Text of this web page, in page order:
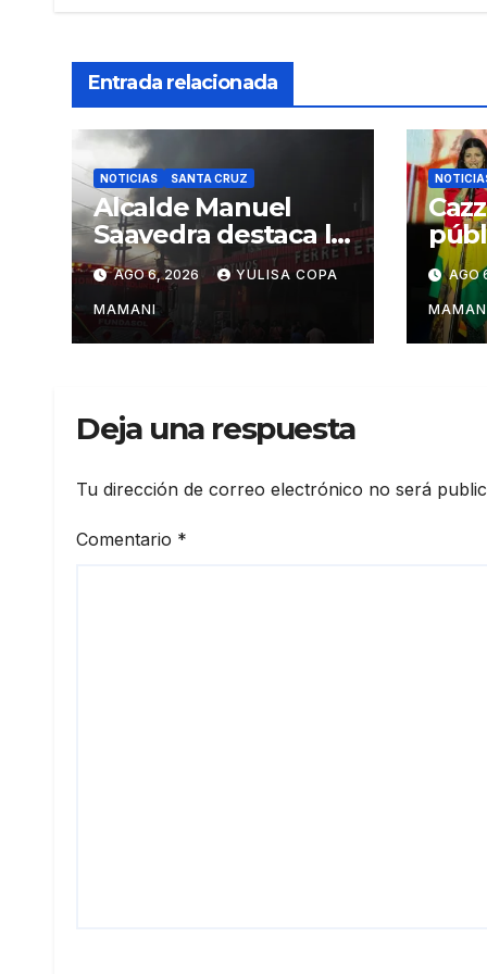
Entrada relacionada
NOTICIAS SANTA CRUZ
Alcalde Manuel
Saavedra destaca la
solidaridad durante
la emergencia en
Barrio Lindo
AGO 6, 2026 YULISA COPA
MAMANI
en
AGO
Deja una respuesta
Tu dirección de correo electrónico no será
Comentario *